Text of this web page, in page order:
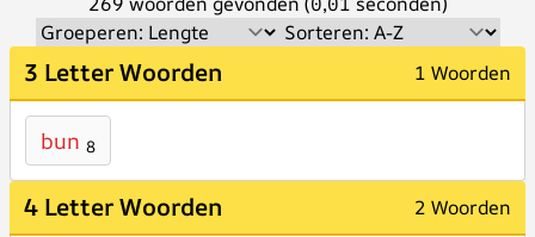
3 Letter Woorden 1 Woorden
bun 8
4 Letter Woorden 2 Woorden